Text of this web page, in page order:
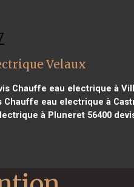
Velaux
Chauffe eau electrique à
Chauffe eau electrique à
à Pluneret 56400